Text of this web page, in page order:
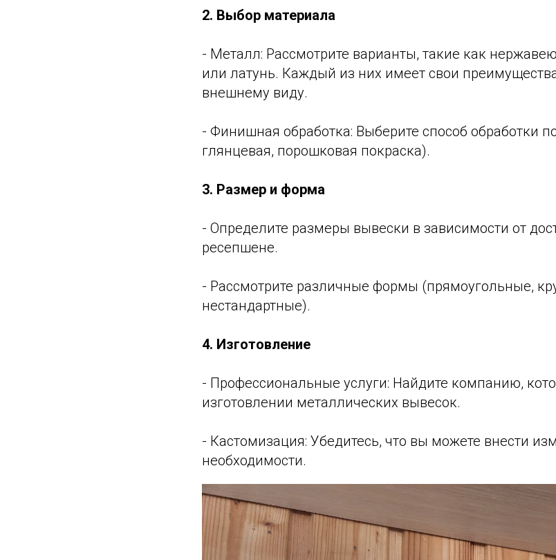
2. Выбор материала
- Металл: Рассмотрите варианты, такие как
или латунь. Каждый из них имеет свои
внешнему виду.
- Финишная обработка: Выберите способ обработки
глянцевая, порошковая покраска).
3. Размер и форма
- Определите размеры вывески в зависимости от
ресепшене.
- Рассмотрите различные формы (прямоугольные,
нестандартные).
4. Изготовление
- Профессиональные услуги: Найдите компанию,
изготовлении металлических вывесок.
- Кастомизация: Убедитесь, что вы можете внести
необходимости.